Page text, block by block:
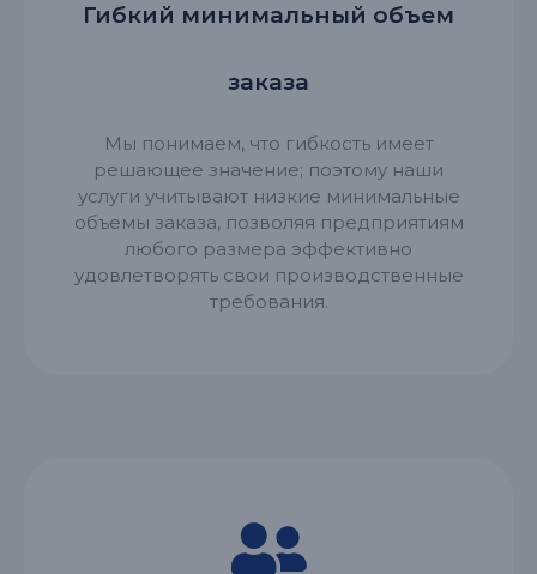
Гибкий минимальный объем
заказа
Мы понимаем, что гибкость имеет
решающее значение; поэтому наши
услуги учитывают низкие минимальные
объемы заказа, позволяя предприятиям
любого размера эффективно
удовлетворять свои производственные
требования.